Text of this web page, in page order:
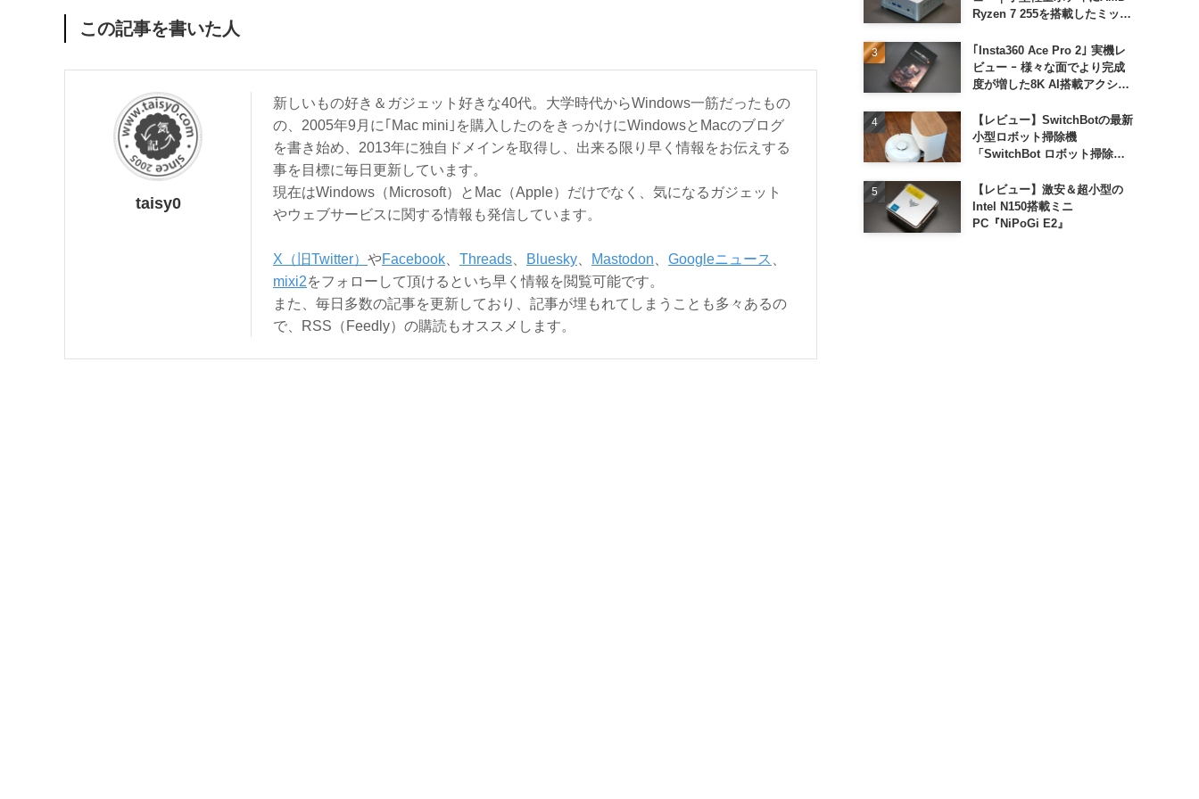
この記事を書いた人
taisy0
新しいもの好き＆ガジェット好きな40代。大学時代からWindows一筋だったもの
の、2005年9月に｢Mac mini｣を購入したのをきっかけにWindowsとMacのブログ
を書き始め、2013年に独自ドメインを取得し、出来る限り早く情報をお伝えする
事を目標に毎日更新しています。
現在はWindows（Microsoft）とMac（Apple）だけでなく、気になるガジェット
やウェブサービスに関する情報も発信しています。
X（旧Twitter） やFacebook Threads Bluesky Mastodon Googleニュース
mixi2をフォローして頂けるといち早く情報を閲覧可能です。
また、毎日多数の記事を更新しており、記事が埋もれてしまうことも多々あるの
で、RSS（Feedly）の購読もオススメします。
Ryzen 7 255を搭載したミッド
｢Insta360 Ace Pro 2｣ 実機レ
ビュー ｰ 様々な面でより完成
度が増した8K AI搭載アクショ
【レビュー】SwitchBotの最新
小型ロボット掃除機
「SwitchBot ロボット掃除機
【レビュー】激安＆超小型の
Intel N150搭載ミニ
PC『NiPoGi E2』